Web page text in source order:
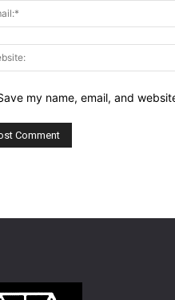
my name, email, and